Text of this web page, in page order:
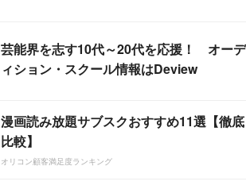
芸能界を志す10代～20代を応援！ オーデ
ィション・スクール情報はDeview
漫画読み放題サブスクおすすめ11選【徹底
比較】
オリコン顧客満足度ランキング